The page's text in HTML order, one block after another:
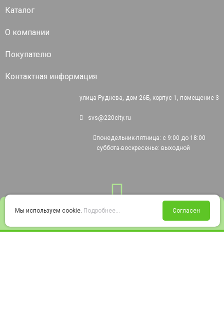
Войти Избранное Корзина
Каталог
О компании
Покупателю
Контактная информация
улица Руднева, дом 26Б, корпус 1, помещение 3
svs@220city.ru
понедельник-пятница: с 9:00 до 18:00
суббота-воскресенье: выходной
Мы используем cookie. Подробнее... Согласен